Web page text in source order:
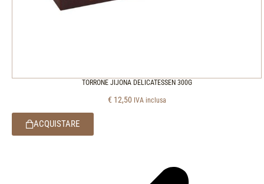
TORRONE JIJONA DELICATESSEN 300G
€ 12,50 IVA inclusa
ACQUISTARE